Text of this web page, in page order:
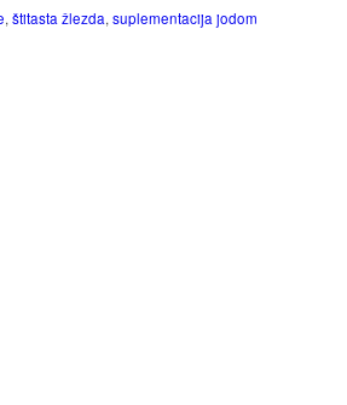
, štitasta žlezda, suplementacija jodom